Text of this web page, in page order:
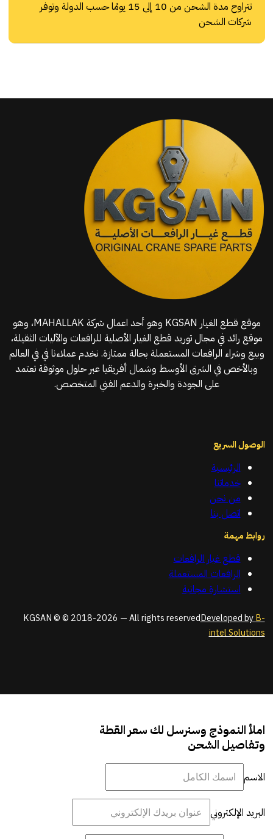
تتراوح مدة الشحن من 10 إلى 15 يومًا حسب الدولة وتوفر
شركات الشحن
موقع قطع الغيار KGSAN وهو أحد اعمال شركة MAHALLAK، وهو
موقع رائد في مجال توريد قطع الغيار الأصلية للرافعات والآليات الثقيلة،
وبيع وشراء الرافعات المستعملة بحالة ممتازة. نخدم عملاءنا في في العالم
وبالأخص في الشرق الأوسط وشمال أفريقيا عبر حلول موثوقة تعتمد
على الجودة والخبرة والدعم الفني المتخصص.
الوصول السريع
الرئيسية
خدماتنا
من نحن
اتصل بنا
روابط مهمة
قطع غيار الرافعات
الرافعات المستعملة
استشارة مجانية
KGSAN © © 2018-2026 — All rights reservedDeveloped byB-
intel Solutions
املأ النموذج وسنرسل لك سعر القطة
وتفاصيل الشحن
الاسم
البريد الإلكتروني